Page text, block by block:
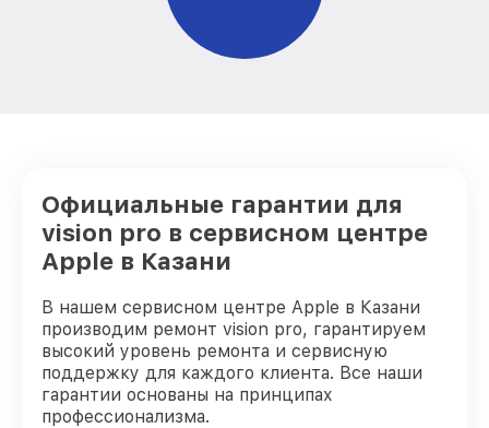
Официальные гарантии для
vision pro в сервисном центре
Apple в Казани
В нашем сервисном центре Apple в Казани
производим ремонт vision pro, гарантируем
высокий уровень ремонта и сервисную
поддержку для каждого клиента. Все наши
гарантии основаны на принципах
профессионализма.